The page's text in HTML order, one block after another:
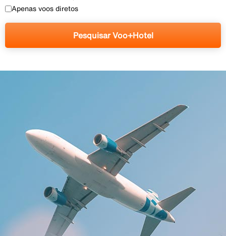
Apenas voos diretos
Pesquisar Voo+Hotel